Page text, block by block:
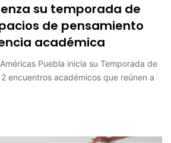
su temporada de
de pensamiento
académica
Puebla inicia su Temporada de
encuentros académicos que reúnen a